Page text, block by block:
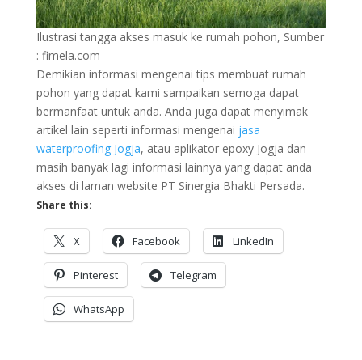
Ilustrasi tangga akses masuk ke rumah pohon, Sumber
: fimela.com
Demikian informasi mengenai tips membuat rumah
pohon yang dapat kami sampaikan semoga dapat
bermanfaat untuk anda. Anda juga dapat menyimak
artikel lain seperti informasi mengenai jasa
waterproofing Jogja, atau aplikator epoxy Jogja dan
masih banyak lagi informasi lainnya yang dapat anda
akses di laman website PT Sinergia Bhakti Persada.
Share this:
X Facebook LinkedIn
Pinterest Telegram
WhatsApp